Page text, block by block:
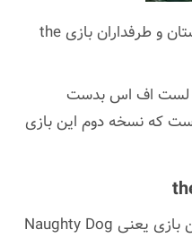
با سلام خدمت تمامی بازی دوستان و طرفداران بازی the
لست اف اس بدست
که نسخه دوم این بازی
همان طور که شرکت سازنده این بازی یعنی Naughty Dog